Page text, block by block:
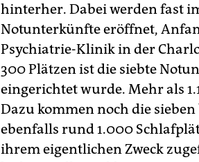
hinterher. Dabei werden fast
Notunterkünfte eröffnet,
Psychiatrie-Klinik in der
300 Plätzen ist die siebte
eingerichtet wurde. Mehr als
Dazu kommen noch die
ebenfalls rund 1.000
ihrem eigentlichen Zweck